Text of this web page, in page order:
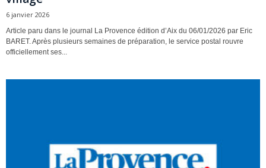
6 janvier 2026
Article paru dans le journal La Provence édition d’Aix du 06/01/2026 par Eric
BARET. Après plusieurs semaines de préparation, le service postal rouvre
officiellement ses...